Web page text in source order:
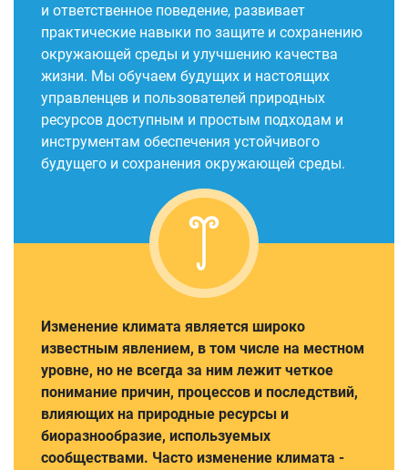
и ответственное поведение, развивает
практические навыки по защите и сохранению
окружающей среды и улучшению качества
жизни. Мы обучаем будущих и настоящих
управленцев и пользователей природных
ресурсов доступным и простым подходам и
инструментам обеспечения устойчивого
будущего и сохранения окружающей среды.
Изменение климата является широко
известным явлением, в том числе на местном
уровне, но не всегда за ним лежит четкое
понимание причин, процессов и последствий,
влияющих на природные ресурсы и
биоразнообразие, используемых
сообществами. Часто изменение климата -